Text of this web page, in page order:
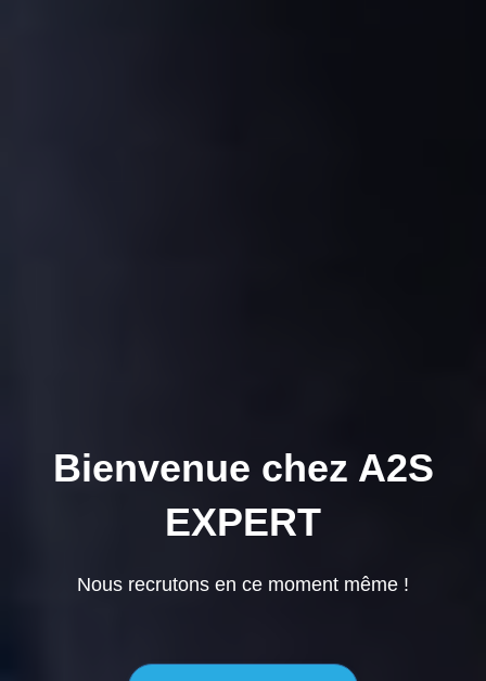
Bienvenue chez A2S
EXPERT
Nous recrutons en ce moment même !